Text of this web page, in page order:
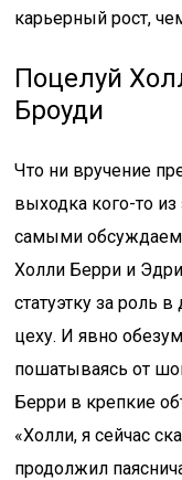
карьерный рост,
Поцелуй
Броуди
Что ни вручение
выходка кого-то из
самыми
Холли Берри и
статуэтку за роль
цеху. И явно
пошатываясь от
Берри в крепкие
«Холли, я сейчас
продолжил